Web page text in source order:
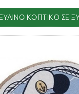
ΞΥΛΙΝΟ ΚΟΠΤΙΚΟ ΣΕ